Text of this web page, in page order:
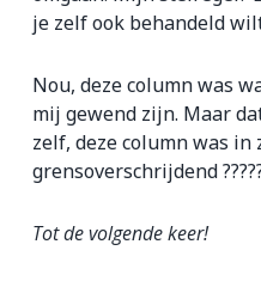
je zelf ook behandeld
Nou, deze column was
mij gewend zijn. Maar
zelf, deze column was
grensoverschrijdend
Tot de volgende keer!